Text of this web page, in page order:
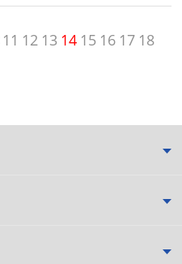
11 12 13 14 15 16 17 18